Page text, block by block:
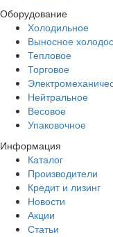
Оборудование
Холодильное
Выносное
Тепловое
Торговое
Нейтральное
Весовое
Упаковочное
Информация
Каталог
Производители
Кредит и лизинг
Новости
Акции
Статьи